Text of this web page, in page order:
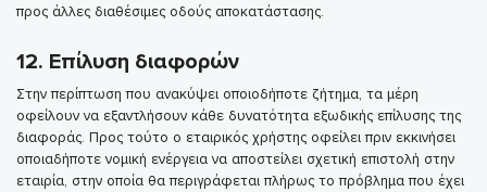
προς άλλες διαθέσιμες οδούς αποκατάστασης.
12. Επίλυση διαφορών
Στην περίπτωση που ανακύψει οποιοδήποτε ζήτημα, τα μέρη
οφείλουν να εξαντλήσουν κάθε δυνατότητα εξωδικής επίλυσης της
διαφοράς. Προς τούτο ο εταιρικός χρήστης οφείλει πριν εκκινήσει
οποιαδήποτε νομική ενέργεια να αποστείλει σχετική επιστολή στην
εταιρία, στην οποία θα περιγράφεται πλήρως το πρόβλημα που έχει